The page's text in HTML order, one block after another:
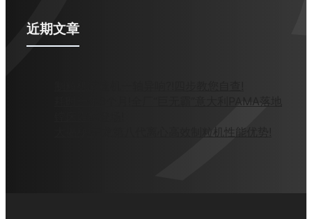
近期文章
耗时一年6个月!全厂“巨无霸”意大利PAMA落地
大揭秘!宇龙第八代离心高效制粒机性能优势!